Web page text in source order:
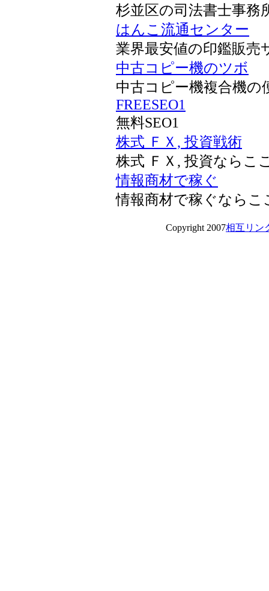
杉並区の司法書士事務
はんこ流通センター
業界最安値の印鑑販売
中古コピー機のツボ
中古コピー機複合機の
FREESEO1
無料SEO1
株式 ＦＸ, 投資戦術
株式 ＦＸ, 投資ならこ
情報商材で稼ぐ
情報商材で稼ぐなら
Copyright 2007相互リン